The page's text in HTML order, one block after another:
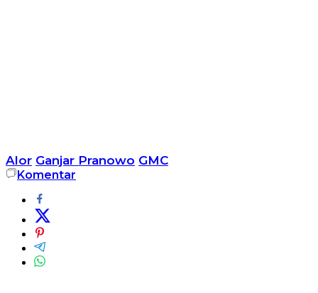
Alor Ganjar Pranowo GMC
Komentar